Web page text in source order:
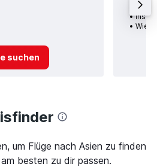
suchen
1
Wien
um Flüge nach Asien zu finden
besten zu dir passen.